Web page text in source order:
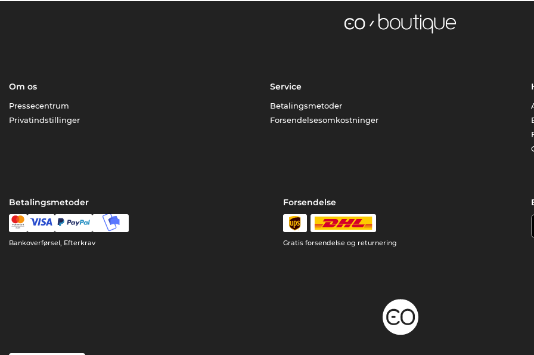
Om os
Pressecentrum
Privatindstillinger
Service
Betalingsmetoder
Forsendelsesomkostninger
Betalingsmetoder
Bankoverførsel, Efterkrav
Forsendelse
Gratis forsendelse og returnering